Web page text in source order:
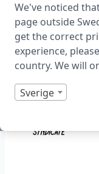
We've noticed
page outside
get the correct
experience,
country. We will
Sverige
Koyuki
(50 ml,
Art.nr: 40842
Slut i lager